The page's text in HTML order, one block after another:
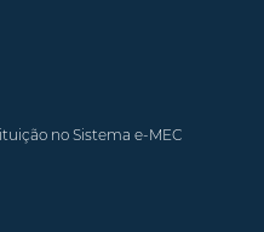
no Sistema e-MEC